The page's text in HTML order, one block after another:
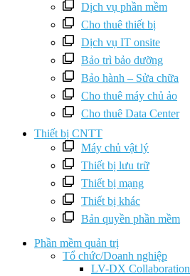
Dịch vụ phần mềm
Cho thuê thiết bị
Dịch vụ IT onsite
Bảo trì bảo dưỡng
Bảo hành – Sửa chữa
Cho thuê máy chủ ảo
Cho thuê Data Center
Thiết bị CNTT
Máy chủ vật lý
Thiết bị lưu trữ
Thiết bị mạng
Thiết bị khác
Bản quyền phần mềm
Phần mềm quản trị
Tổ chức/Doanh nghiệp
LV-DX Collaboration